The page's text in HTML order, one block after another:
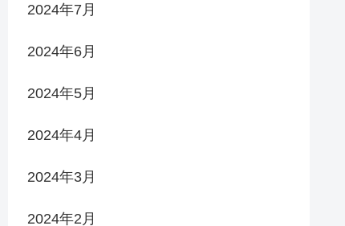
2024年7月
2024年6月
2024年5月
2024年4月
2024年3月
2024年2月